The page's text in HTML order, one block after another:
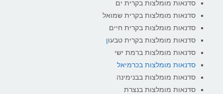
סדנאות מומלצות בקרית ים
סדנאות מומלצות בקרית שמואל
סדנאות מומלצות בקרית חיים
סדנאות מומלצות בקרית טבעון
סדנאות מומלצות ברמת ישי
סדנאות מומלצות בכרמיאל
סדנאות מומלצות בבנימינה
סדנאות מומלצות בנצרת